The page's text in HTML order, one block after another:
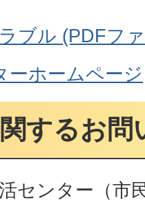
ブル (PDFフ
ーホームページ
するお問
センター（市